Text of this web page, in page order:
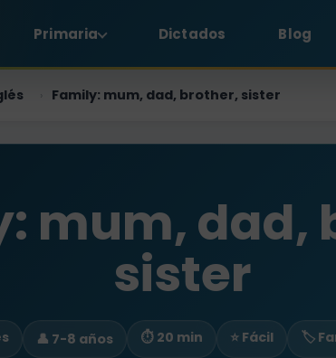
Primaria Dictados Blog
› Family: mum, dad, brother, sister
mum, dad,
sister
👤 7-8 años ⏱ 20 min ⭐ Fácil 🏷️